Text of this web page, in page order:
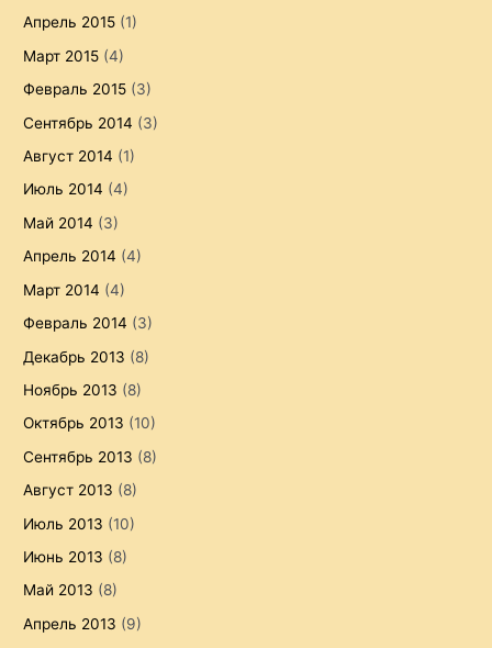
Апрель 2015 (1)
Март 2015 (4)
Февраль 2015 (3)
Сентябрь 2014 (3)
Август 2014 (1)
Июль 2014 (4)
Май 2014 (3)
Апрель 2014 (4)
Март 2014 (4)
Февраль 2014 (3)
Декабрь 2013 (8)
Ноябрь 2013 (8)
Октябрь 2013 (10)
Сентябрь 2013 (8)
Август 2013 (8)
Июль 2013 (10)
Июнь 2013 (8)
Май 2013 (8)
Апрель 2013 (9)